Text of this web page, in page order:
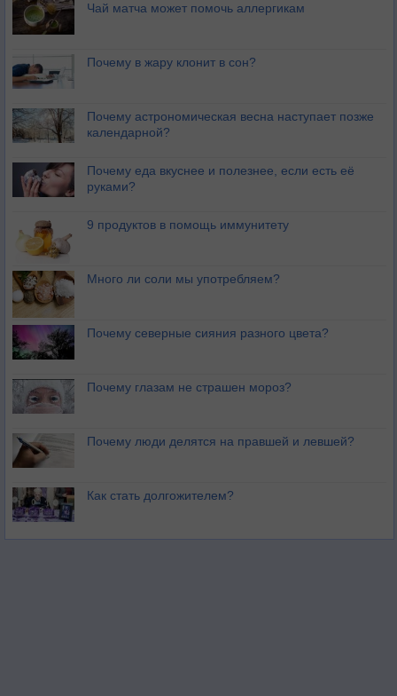
Чай матча может помочь аллергикам
Почему в жару клонит в сон?
Почему астрономическая весна наступает позже
календарной?
Почему еда вкуснее и полезнее, если есть её
руками?
9 продуктов в помощь иммунитету
Много ли соли мы употребляем?
Почему северные сияния разного цвета?
Почему глазам не страшен мороз?
Почему люди делятся на правшей и левшей?
Как стать долгожителем?